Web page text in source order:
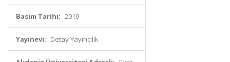
Basım Tarihi: 2019
Yayınevi: Detay Yayıncılık